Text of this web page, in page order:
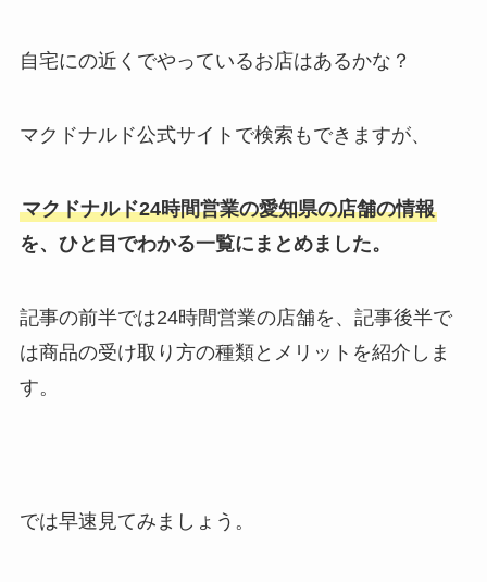
自宅にの近くでやっているお店はあるかな？
マクドナルド公式サイトで検索もできますが、
マクドナルド24時間営業の愛知県の店舗の情報
を、ひと目でわかる一覧にまとめました。
記事の前半では24時間営業の店舗を、記事後半で
は商品の受け取り方の種類とメリットを紹介しま
す。
では早速見てみましょう。